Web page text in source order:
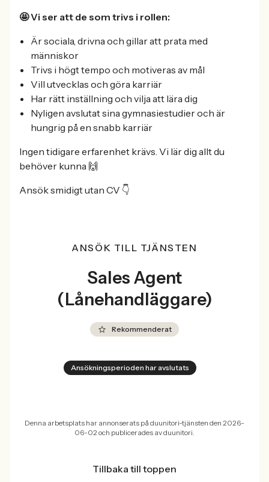
🤩 Vi ser att de som trivs i rollen:
Är sociala, drivna och gillar att prata med
människor
Trivs i högt tempo och motiveras av mål
Vill utvecklas och göra karriär
Har rätt inställning och vilja att lära dig
Nyligen avslutat sina gymnasiestudier och är
hungrig på en snabb karriär
Ingen tidigare erfarenhet krävs. Vi lär dig allt du
behöver kunna 🙌
Ansök smidigt utan CV 👇
ANSÖK TILL TJÄNSTEN
Sales Agent
(Lånehandläggare)
Rekommenderat
Ansökningsperioden har avslutats
Denna arbetsplats har annonserats på duunitori-tjänsten den 2026-
06-02 och publicerades av duunitori.
Tillbaka till toppen